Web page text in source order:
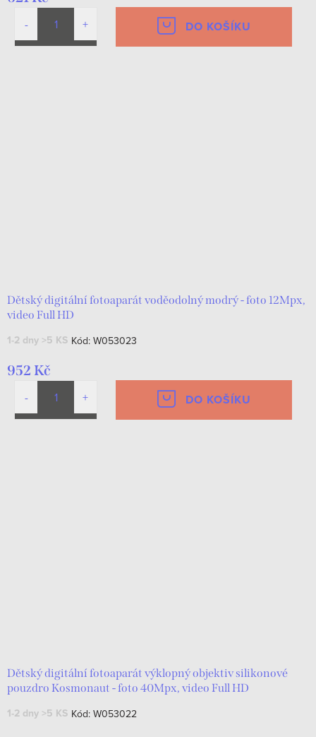
DO KOŠÍKU
Dětský digitální fotoaparát voděodolný modrý - foto 12Mpx,
video Full HD
1-2 dny >5 KS Kód: W053023
952 Kč
DO KOŠÍKU
Dětský digitální fotoaparát výklopný objektiv silikonové
pouzdro Kosmonaut - foto 40Mpx, video Full HD
1-2 dny >5 KS Kód: W053022